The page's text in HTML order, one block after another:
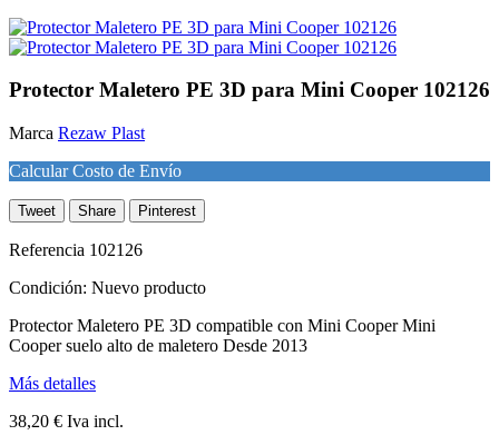
Protector Maletero PE 3D para Mini Cooper 102126
Marca Rezaw Plast
Calcular Costo de Envío
Tweet Share Pinterest
Referencia 102126
Condición: Nuevo producto
Protector Maletero PE 3D compatible con Mini Cooper Mini
Cooper suelo alto de maletero Desde 2013
Más detalles
38,20 € Iva incl.